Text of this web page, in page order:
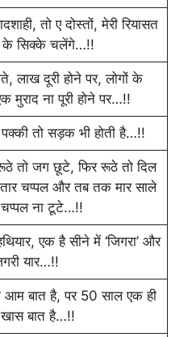
तो ए दोस्तों, मेरी रियासत
के सिक्के चलेंगे…!!
लाख दूरी होने पर, लोगों के
मुराद ना पूरी होने पर…!!
पक्की तो सड़क भी होती है…!!
तो जग छूटे, फिर रूठे तो दिल
चप्पल और तब तक मार साले
ना टूटे…!!
एक है सीने में ‘जिगरा’ और
यार…!!
आम बात है, पर 50 साल एक ही
खास बात है…!!